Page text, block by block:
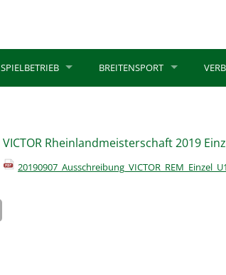
SPIELBETRIEB BREITENSPORT
VICTOR Rheinlandmeisterschaft 2019